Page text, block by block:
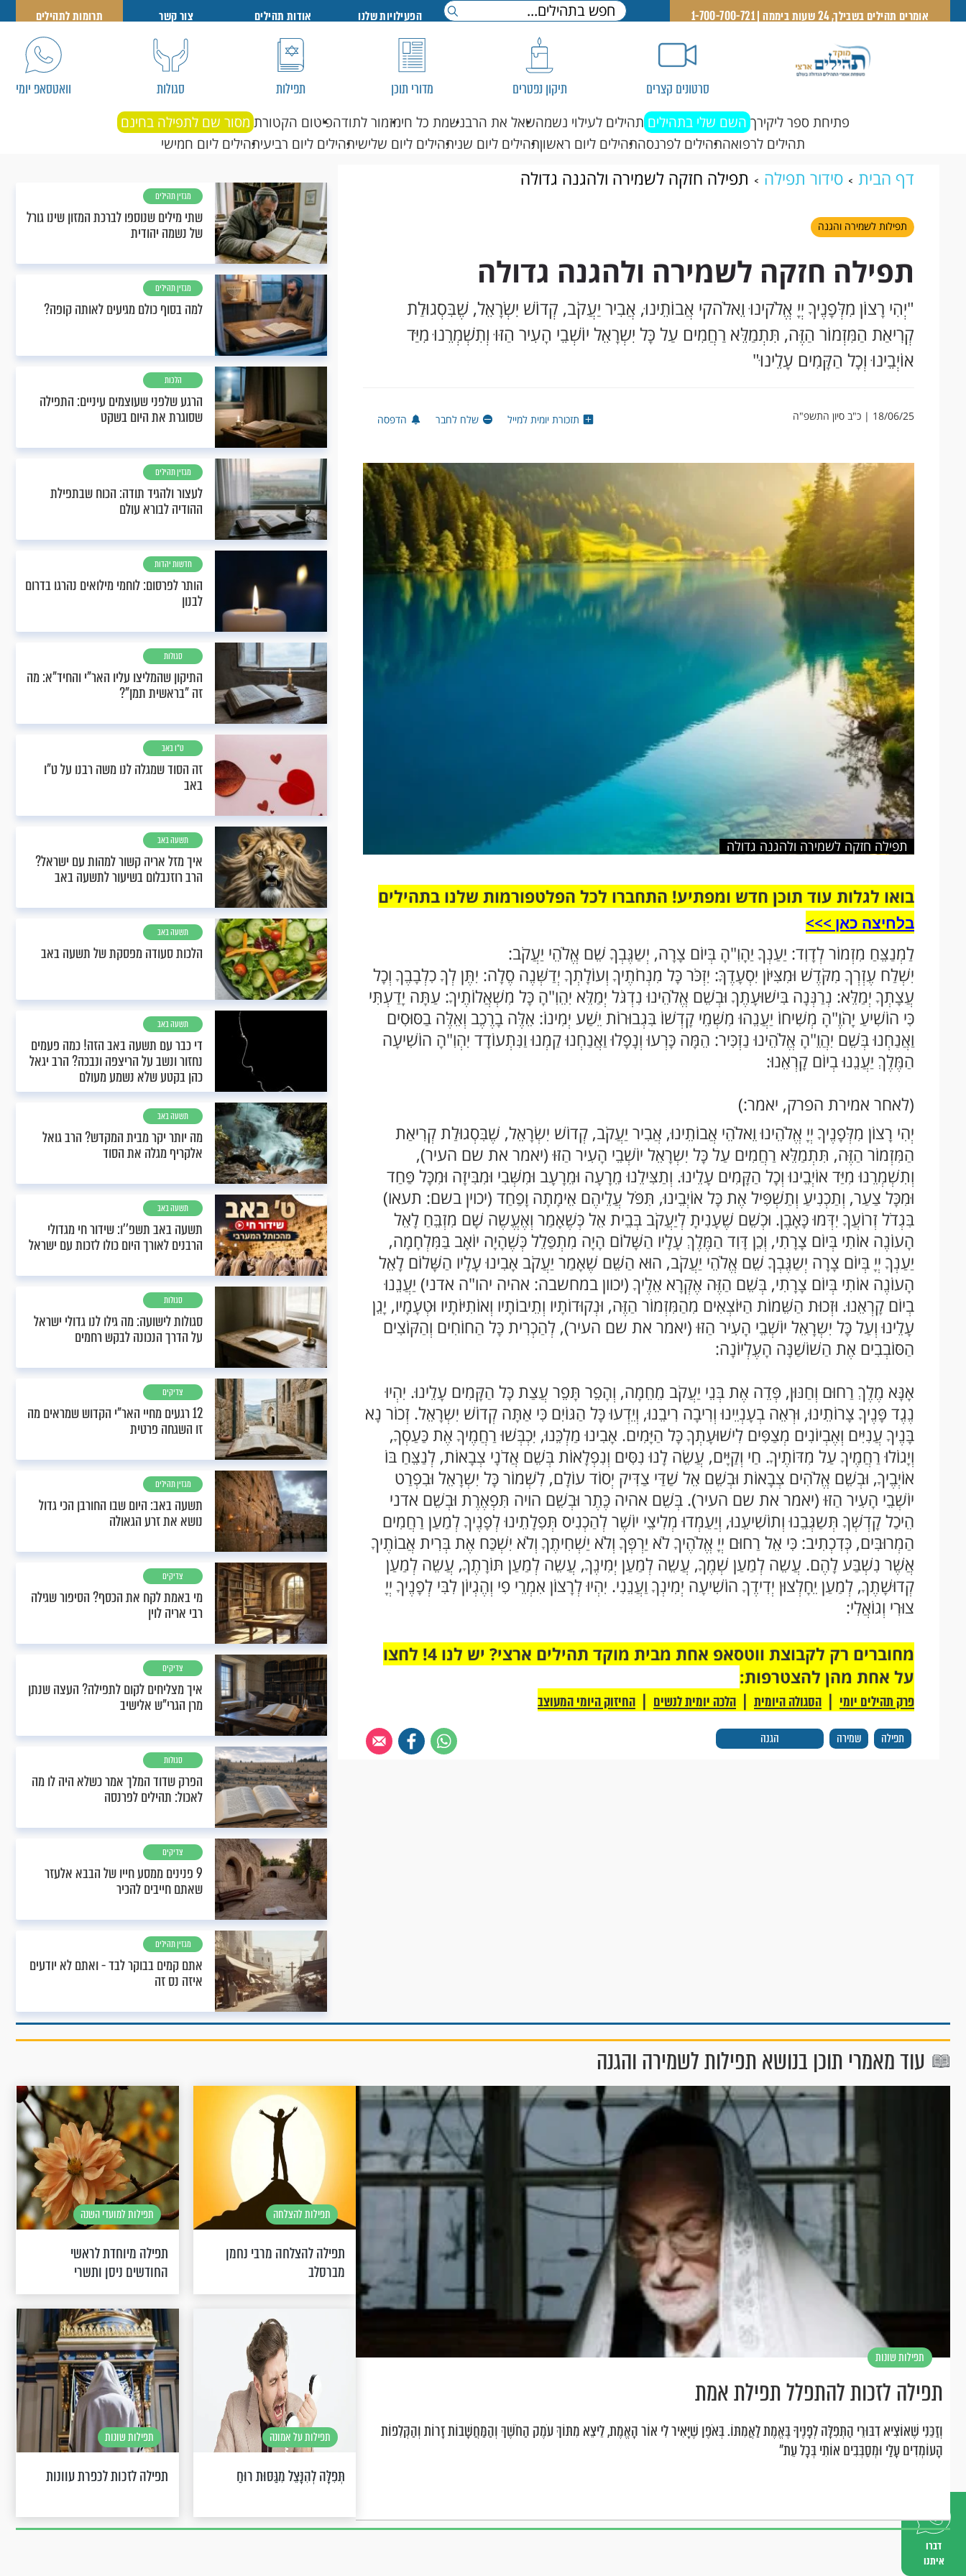
דברו
איתנו
אומרים תהילים בשבילך, 24 שעות ביממה | 1-700-700-721 הפעילויות שלנו אודות תהילים צור קשר תרומות לתהילים
סרטונים קצרים תיקון נפטרים מדורי תוכן תפילות סגולות וואטסאפ יומי
פתיחת ספר ליקירך השם שלי בתהילים תהילים לעילוי נשמהשאל את הרבנשמת כל חימזמור לתודהפיטום הקטורת מסור שם לתפילה בחינם
תהילים לרפואהתהילים לפרנסהתהילים ליום ראשוןתהילים ליום שניתהילים ליום שלישיתהילים ליום רביעיתהילים ליום חמישי
דף הבית סידור תפילה תפילה חזקה לשמירה ולהגנה גדולה
תפילות לשמירה והגנה
תפילה חזקה לשמירה ולהגנה גדולה
"יְהִי רָצוֹן מִלְּפָנֶיךָ יְיָ אֱלֹקינוּ וֵאלֹהקי אֲבוֹתֵינוּ, אֲבִיר יַעֲקֹב, קְדוֹשׁ יִשְֹרָאֵל, שֶׁבִּסְגוּלַת
קְרִיאַת הַמִּזְמוֹר הַזֶּה, תִּתְמַלֵּא רַחֲמִים עַל כָּל יִשְרָאֵל יוֹשְׁבֵי הָעִיר הַזּוּ וְתִשְׁמְרֵנוּ מִיַּד
אוֹיְבֵינוּ וְכָל הַקָּמִים עָלֵינוּ"
18/06/25 | כ"ב סיון התשפ"ה תזכורת יומית למייל שלח לחבר הדפסה
תפילה חזקה לשמירה ולהגנה גדולה
בואו לגלות עוד תוכן חדש ומפתיע! התחברו לכל הפלטפורמות שלנו בתהילים
בלחיצה כאן >>>​
לַמְנַצֵּחַ מִזְמוֹר לְדָוִד: יַעַנְךָ יַהָוִ"הָ בְּיוֹם צָרָה, יְשַגֶּבְךָ שֵׁם אֱלֹהֵי יַעֲקֹב:
יִשְׁלַח עֶזְרְךָ מִקֹּדֶשׁ וּמִצִּיּוֹן יִסְעָדֶךָּ: יִזְכֹּר כָּל מִנְחֹתֶיךָ וְעוֹלָתְךָ יְדַשְּׁנֶה סֶלָה: יִתֶּן לְךָ כִלְבָבֶךָ וְכָל
עֲצָתְךָ יְמַלֵּא: נְרַנְּנָה בִּישׁוּעָתֶךָ וּבְשֵׁם אֱלֹהֵינוּ נִדְגֹּל יְמַלֵּא יִהֵוִ"הָ כָּל מִשְׁאֲלוֹתֶיךָ: עַתָּה יָדַעְתִּי
כִּי הוֹשִׁיעַ יָהֹוֶ"הָ מְשִׁיחוֹ יַעֲנֵהוּ מִשְּׁמֵי קָדְשׁוֹ בִּגְבוּרוֹת יֵשַׁע יְמִינוֹ: אֵלֶּה בָרֶכֶב וְאֵלֶּה בַסּוּסִים
וַאֲנַחְנוּ בְּשֵׁם יִהֲוֵ"הָ אֱלֹהֵינוּ נַזְכִּיר: הֵמָּה כָּרְעוּ וְנָפָלוּ וַאֲנַחְנוּ קַמְנוּ וַנִּתְעוֹדָד יִהְוִ"הָ הוֹשִׁיעָה
הַמֶּלֶךְ יַעֲנֵנוּ בְיוֹם קָרְאֵנוּ:
(לאחר אמירת הפרק, יאמר:)
יְהִי רָצוֹן מִלְּפָנֶיךָ יְיָ אֱלֹהֵינוּ וֵאלֹהֵי אֲבוֹתֵינוּ, אֲבִיר יַעֲקֹב, קְדוֹשׁ יִשְֹרָאֵל, שֶׁבִּסְגוּלַת קְרִיאַת
הַמִּזְמוֹר הַזֶּה, תִּתְמַלֵּא רַחֲמִים עַל כָּל יִשְרָאֵל יוֹשְׁבֵי הָעִיר הַזּוּ (יאמר את שם העיר),
וְתִשְׁמְרֵנוּ מִיַּד אוֹיְבֵינוּ וְכָל הַקָּמִים עָלֵינוּ. וְתַצִּילֵנוּ מֵרָעָה וּמֵרָעָב וּמִשְּׁבִי וּמִבִּיזָה וּמִכָּל פַּחַד
וּמִכָּל צַעַר, וְתַכְנִיעַ וְתַשְׁפִּיל אֶת כָּל אוֹיְבֵינוּ, תִּפֹּל עֲלֵיהֶם אֵימָתָה וָפַחַד (יכוין בשם: תעאו)
בִּגְדֹל זְרוֹעֲךָ יִדְּמוּ כָּאָבֶן. וּכְשֵׁם שֶׁעָנִיתָ לְיַעֲקֹב בְּבֵית אֵל כְּשֶׁאָמַר וְאֶעֱשֶה שָׁם מִזְבֵּחַ לָאֵל
הָעוֹנֶה אוֹתִי בְּיוֹם צָרָתִי, וְכֵן דָּוִד הַמֶּלֶךְ עָלָיו הַשָּׁלוֹם הָיָה מִתְפַּלֵל כְּשֶׁהָיָה יוֹאָב בַּמִּלְחָמָה,
יַעַנְךָ יְיָ בְּיוֹם צָרָה יְשַגֶּבְךָ שֵׁם אֱלֹהֵי יַעֲקֹב, הוּא הַשֵּׁם שֶׁאָמַר יַעֲקֹב אָבִינוּ עָלָיו הַשָּׁלוֹם לָאֵל
הָעוֹנֶה אוֹתִי בְּיוֹם צָרָתִי, בְּשֵׁם הַזֶּה אֶקְרָא אֵלֶיךָ (יכוון במחשבה: אהיה יהו"ה אדני) יַעֲנֵנוּ
בְיוֹם קָרְאֵנוּ. וּזְכוּת הַשֵּׁמוֹת הַיּוֹצְאִים מִהַמִּזְמוֹר הַזֶּה, וּנְקוּדוֹתָיו וְתֵיבוֹתָיו וְאוֹתִיּוֹתָיו וּטְעָמָיו, יָגֵן
עָלֵינוּ וְעַל כָּל יִשְרָאֵל יוֹשְׁבֵי הָעִיר הַזּוּ (יאמר את שם העיר), לְהַכְרִית כָּל הַחוֹחִים וְהַקּוֹצִים
הַסּוֹבְבִים אֶת הַשׁוֹשַׁנָּה הָעֶלְיוֹנָה:
אָנָּא מֶלֶךְ רַחוּם וְחַנּוּן, פְּדֵה אֶת בְּנֵי יַעֲקֹב מֵחֵמָה, וְהָפֵר תָּפֵר עֲצַת כָּל הַקָּמִים עָלֵינוּ. יִהְיוּ
נֶגֶד פָּנֶיךָ צָרוֹתֵינוּ, וּרְאֵה בְעָנְיֵינוּ וְרִיבָה רִיבֵנוּ, וְיֵדְעוּ כָּל הַגּוֹיִם כִּי אַתָּה קְדוֹשׁ יִשְרָאֵל. זְכוֹר נָא
בָּנֶיךָ עֲנִיִּים וְאֶבְיוֹנִים מְצַפִּים לִישׁוּעָתְךָ כָּל הַיָּמִים. אָבִינוּ מַלְכֵּנוּ, יִכְבְּשׁוּ רַחֲמֶיךָ אֶת כַּעַסְךָ,
וְיָגוֹלוּ רַחֲמֶיךָ עַל מִדּוֹתֶיךָ. חַי וְקַיָּים, עֲשֵֹה לָנוּ נִסִּים וְנִפְלָאוֹת בְּשֵׁם אֲדֹנָי צְבָאוֹת, לְנַצֵּחַ בּוֹ
אוֹיְבֶיךָ, וּבְשֵׁם אֱלֹהִים צְבָאוֹת וּבְשֵׁם אֵל שַׁדַּי צַדִּיק יְסוֹד עוֹלָם, לִשְׁמוֹר כָּל יִשְרָאֵל וּבִפְרַט
יוֹשְׁבֵי הָעִיר הַזּוּ (יאמר את שם העיר). בְּשֵׁם אהיה כֶּתֶר וּבְשֵׁם הויה תִּפְאֶרֶת וּבְשֵׁם אדני
הֵיכַל קָדְשְׁךָ תְּשַגְּבֵנוּ וְתוֹשִׁיעֵנוּ, וְיַעַמְדוּ מְלִיצֵי יוֹשֶׁר לְהַכְנִיס תְּפִלָתֵינוּ לְפָנֶיךָ לְמַעַן רַחֲמִים
הַמְרוּבִּים, כְּדִכְתִיב: כִּי אֵל רַחוּם יְיָ אֱלֹהֶיךָ לֹא יַרְפְּךָ וְלֹא יַשְׁחִיתֶךָ וְלֹא יִשְׁכַּח אֶת בְּרִית אֲבוֹתֶיךָ
אֲשֶׁר נִשְׁבַּע לָהֶם. עֲשֵה לְמַעַן שְׁמֶךָ, עֲשֵה לְמַעַן יְמִינֶךָ, עֲשֵה לְמַעַן תּוֹרָתֶךָ, עֲשֵה לְמַעַן
קְדוּשָׁתֶךָ, לְמַעַן יֵחָלְצוּן יְדִידֶךָ הוֹשִׁיעָה יְמִינְךָ וַעֲנֵנִי. יִהְיוּ לְרָצוֹן אִמְרֵי פִי וְהֶגְיוֹן לִבִּי לְפָנֶיךָ יְיָ
צוּרִי וְגוֹאֲלִי:
תפילה שמירה הגנה
מחוברים רק לקבוצת ווטסאפ אחת מבית מוקד תהילים ארצי? יש לנו 4! לחצו
על אחת מהן להצטרפות:
פרק תהילים יומי | הסגולה היומית | הלכה יומית לנשים | החיזוק היומי המעוצב
מגזין תהילים
שתי מילים שנוספו לברכת המזון שינו גורל
של נשמה יהודית
מגזין תהילים
למה בסוף כולם מגיעים לאותה קופה?
הלכות
הרגע שלפני שעוצמים עיניים: התפילה
שסוגרת את היום בשקט
מגזין תהילים
לעצור ולהגיד תודה: הכוח שבתפילת
ההודיה לבורא עולם
חדשות יהדות
הותר לפרסום: לוחמי מילואים נהרגו בדרום
לבנון
סגולות
התיקון שהמליצו עליו האר"י והחיד"א: מה
זה "בראשית תמן"?
ט"ו באב
זה הסוד שמגלה לנו משה רבנו על ט"ו
באב
תשעה באב
איך מזל אריה קשור למהות עם ישראל?
הרב רוזנבלום בשיעור לתשעה באב
תשעה באב
הלכות סעודה מפסקת של תשעה באב
תשעה באב
די כבר עם תשעה באב הזה! כמה פעמים
נחזור ונשב על הריצפה ונבכה? הרב יגאל
כהן בקטע שלא נשמע מעולם
תשעה באב
מה יותר יקר מבית המקדש? הרב גואל
אלקריף מגלה את הסוד
תשעה באב
תשעה באב תשפ''ו: שידור חי מגדולי
הרבנים לאורך היום כולו לזכות עם ישראל
סגולות
סגולות לישועה: מה גילו לנו גדולי ישראל
על הדרך הנכונה לבקש רחמים
צדיקים
12 רגעים מחיי האר"י הקדוש שמראים מה
זו השגחה פרטית
מגזין תהילים
תשעה באב: היום שבו החורבן הכי גדול
נושא את זרע הגאולה
צדיקים
מי באמת לקח את הכסף? הסיפור שגילה
רבי אריה לוין
צדיקים
איך מצליחים לקום לתפילה? העצה שנתן
מרן הגרי"ש אלישיב
סגולות
הפרק שדוד המלך אמר כשלא היה לו מה
לאכול: תהילים לפרנסה
צדיקים
9 פנינים ממסע חייו של הבבא אלעזר
שאתם חייבים להכיר
מגזין תהילים
אתם קמים בבוקר לבד - ואתם לא יודעים
איזה נס זה
עוד מאמרי תוכן בנושא תפילות לשמירה והגנה
תפילות שונות
תפילה לזכות להתפלל תפילת אמת
וְזַכֵּנִי שֶׁאוֹצִיא דִבּוּרֵי הַתְּפִלָּה לְפָנֶיךָ בֶּאֱמֶת לַאֲמִתּוֹ. בְּאֹפֶן שֶׁיָּאִיר לִי אוֹר הָאֱמֶת, לֵיצֵא מִתּוֹךְ עֹמֶק הַחֹשֶׁךְ וְהַמַּחֲשָׁבוֹת זָרוֹת וְהַקְּלִפּוֹת
הָעוֹמְדִים עָלַי וּמְסַבְּבִים אוֹתִי בְּכָל עֵת"
תפילות להצלחה
תפילה להצלחה מרבי נחמן
מברסלב
תפילות למועדי השנה
תפילה מיוחדת לראשי
החודשים ניסן ותשרי
תפילות על אמונה
תְּפִלָּה לְהִנָּצֵל מִגַּסּוּת רוּחַ
תפילות שונות
תפילה לזכות לכפרת עוונות